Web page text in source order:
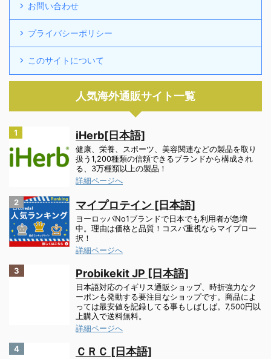
お問い合わせ
プライバシーポリシー
このサイトについて
人気海外通販サイト一覧
1 iHerb[日本語]
健康、栄養、スポーツ、美容関連などの製品を取り
扱う1,200種類の信頼できるブランドから構成され
る、3万種類以上の製品！
詳細ページへ
2 マイプロテイン [日本語]
ヨーロッパNo1ブランドで日本でも利用者が急増
中。理由は価格と品質！コスパ重視ならマイプロ一
択！
詳細ページへ
3 Probikekit JP [日本語]
日本語対応のイギリス通販ショップ、時折強力なク
ーポンも発動する要注目なショップです。商品によ
っては最安値を記録してる事もしばしば。7,500円以
上購入で送料無料。
詳細ページへ
4 ＣＲＣ [日本語]